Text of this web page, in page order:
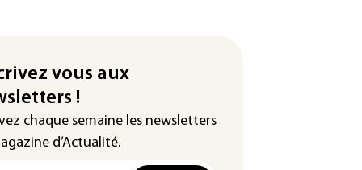
vous aux
!
chaque semaine les newsletters
d’Actualité.